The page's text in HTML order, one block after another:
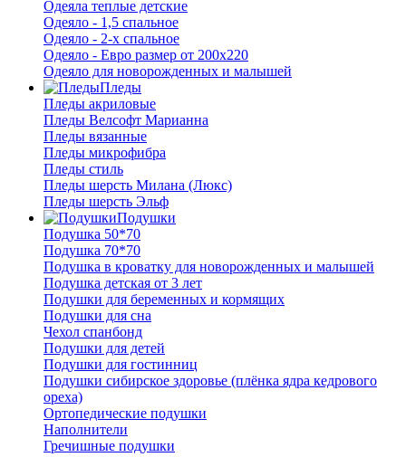
Одеяла теплые детские
Одеяло - 1,5 спальное
Одеяло - 2-х спальное
Одеяло - Евро размер от 200х220
Одеяло для новорожденных и малышей
Пледы
Пледы акриловые
Пледы Велсофт Марианна
Пледы вязанные
Пледы микрофибра
Пледы стиль
Пледы шерсть Милана (Люкс)
Пледы шерсть Эльф
Подушки
Подушка 50*70
Подушка 70*70
Подушка в кроватку для новорожденных и малышей
Подушка детская от 3 лет
Подушки для беременных и кормящих
Подушки для сна
Чехол спанбонд
Подушки для детей
Подушки для гостинниц
Подушки сибирское здоровье (плёнка ядра кедрового
ореха)
Ортопедические подушки
Наполнители
Гречишные подушки